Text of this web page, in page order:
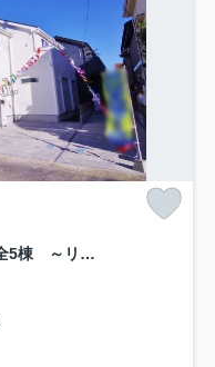
【4号棟】越谷市花田新築戸建て 全5棟 ～リナージュ～